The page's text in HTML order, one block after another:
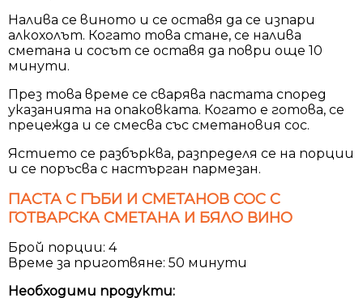
Налива се виното и се оставя да се изпари
алкохолът. Когато това стане, се налива
сметана и сосът се оставя да поври още 10
минути.
През това време се сварява пастата според
указанията на опаковката. Когато е готова, се
прецежда и се смесва със сметановия сос.
Ястието се разбърква, разпределя се на порции
и се поръсва с настърган пармезан.
ПАСТА С ГЪБИ И СМЕТАНОВ СОС С
ГОТВАРСКА СМЕТАНА И БЯЛО ВИНО
Брой порции: 4
Време за приготвяне: 50 минути
Необходими продукти: